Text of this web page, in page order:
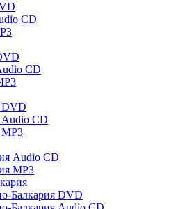
CD
CD
DVD
Audio CD
MP3
Audio CD
MP3
Балкария DVD